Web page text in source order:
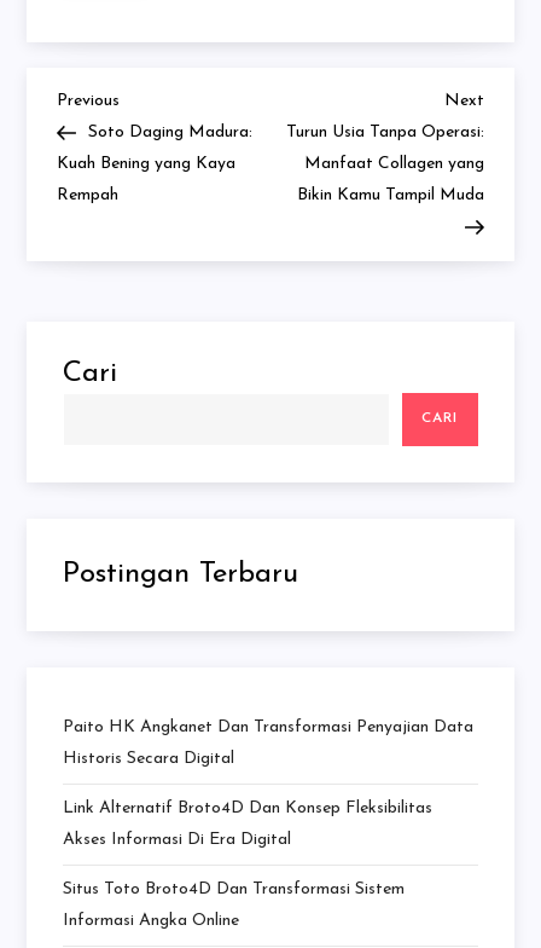
Navigasi
pos
Previous
Post
Previous
Soto Daging Madura:
Kuah Bening yang Kaya
Rempah
Next
Post
Next
Turun Usia Tanpa Operasi:
Manfaat Collagen yang
Bikin Kamu Tampil Muda
Cari
CARI
Postingan Terbaru
Paito HK Angkanet Dan Transformasi Penyajian Data
Historis Secara Digital
Link Alternatif Broto4D Dan Konsep Fleksibilitas
Akses Informasi Di Era Digital
Situs Toto Broto4D Dan Transformasi Sistem
Informasi Angka Online